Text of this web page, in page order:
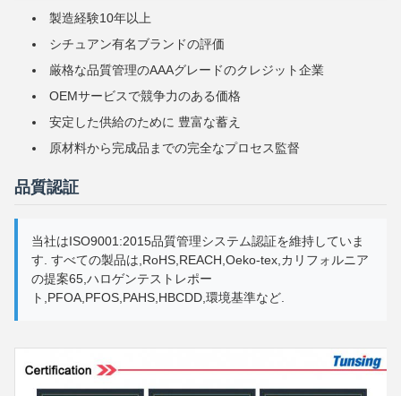
製造経験10年以上
シチュアン有名ブランドの評価
厳格な品質管理のAAAグレードのクレジット企業
OEMサービスで競争力のある価格
安定した供給のために 豊富な蓄え
原材料から完成品までの完全なプロセス監督
品質認証
当社はISO9001:2015品質管理システム認証を維持していま
す. すべての製品は,RoHS,REACH,Oeko-tex,カリフォルニア
の提案65,ハロゲンテストレポー
ト,PFOA,PFOS,PAHS,HBCDD,環境基準など.